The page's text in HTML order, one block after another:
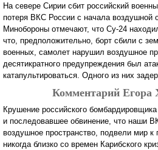
На севере Сирии сбит российский
потеря ВКС России с начала воздушной
Минобороны отмечают, что Су-24
что, предположительно, борт сбили с
военных, самолет нарушил воздушное
десятикратного предупреждения был
катапультироваться. Одного из них
Комментарий Егора
Крушение российского
и последовавшее обвинение, что наши
воздушное пространство, подвели мир к
никогда близко со времен Карибского